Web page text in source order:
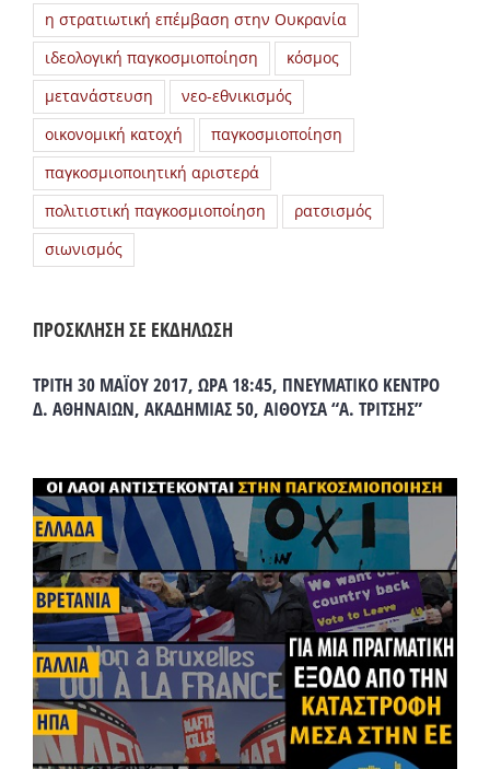
η στρατιωτική επέμβαση στην Ουκρανία
ιδεολογική παγκοσμιοποίηση
κόσμος
μετανάστευση
νεο-εθνικισμός
οικονομική κατοχή
παγκοσμιοποίηση
παγκοσμιοποιητική αριστερά
πολιτιστική παγκοσμιοποίηση
ρατσισμός
σιωνισμός
ΠΡΟΣΚΛΗΣΗ ΣΕ ΕΚΔΗΛΩΣΗ
ΤΡΙΤΗ 30 ΜΑΪΟΥ 2017, ΩΡΑ 18:45, ΠΝΕΥΜΑΤΙΚΟ ΚΕΝΤΡΟ
Δ. ΑΘΗΝΑΙΩΝ, ΑΚΑΔΗΜΙΑΣ 50, ΑΙΘΟΥΣΑ “Α. ΤΡΙΤΣΗΣ”